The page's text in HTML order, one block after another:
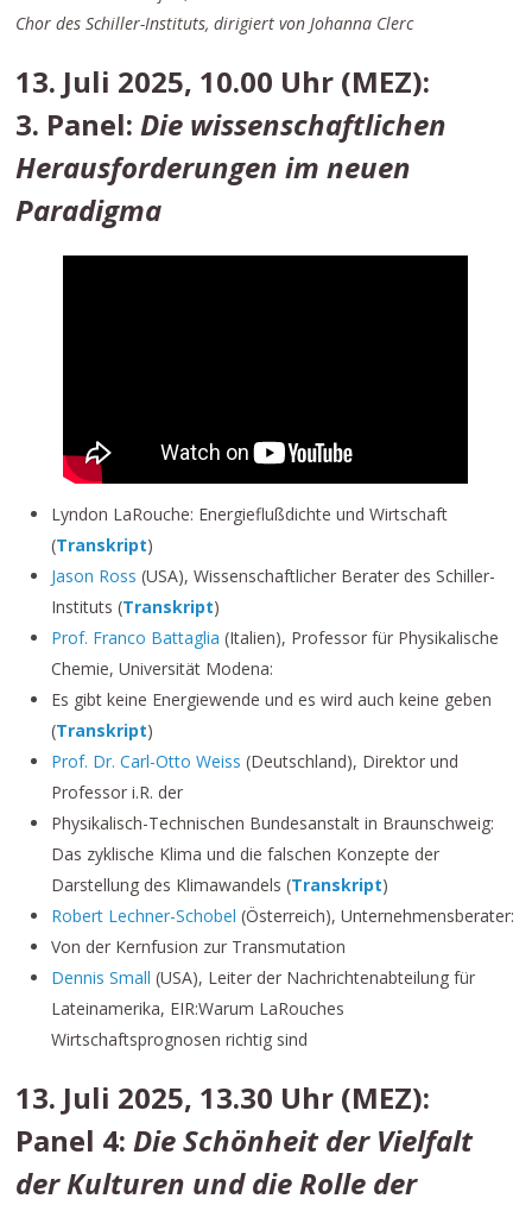
Chor des Schiller-Instituts, dirigiert von Johanna Clerc
13. Juli 2025, 10.00 Uhr (MEZ):
3. Panel: Die wissenschaftlichen
Herausforderungen im neuen
Paradigma
Lyndon LaRouche: Energieflußdichte und Wirtschaft
(Transkript)
Jason Ross(USA), Wissenschaftlicher Berater des Schiller-
Instituts (Transkript)
Prof. Franco Battaglia (Italien), Professor für Physikalische
Chemie, Universität Modena:
Es gibt keine Energiewende und es wird auch keine geben
(Transkript)
Prof. Dr. Carl-Otto Weiss (Deutschland), Direktor und
Professor i.R. der
Physikalisch-Technischen Bundesanstalt in Braunschweig:
Das zyklische Klima und die falschen Konzepte der
Darstellung des Klimawandels (Transkript)
Robert Lechner-Schobel(Österreich), Unternehmensberater:
Von der Kernfusion zur Transmutation
Dennis Small(USA), Leiter der Nachrichtenabteilung für
Lateinamerika, EIR:Warum LaRouches
Wirtschaftsprognosen richtig sind
13. Juli 2025, 13.30 Uhr (MEZ):
Panel 4:Die Schönheit der Vielfalt
der Kulturen und die Rolle der